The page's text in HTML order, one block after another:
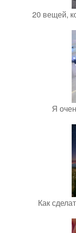
20 вещей,
Я
Как